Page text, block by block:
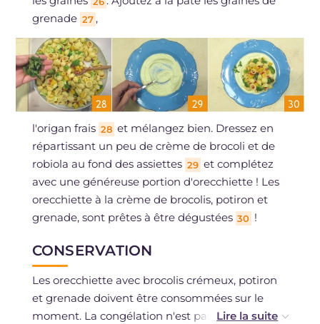
grenade 27 ,
l'origan frais 28 et mélangez bien. Dressez en
répartissant un peu de crème de brocoli et de
robiola au fond des assiettes 29 et complétez
avec une généreuse portion d'orecchiette ! Les
orecchiette à la crème de brocolis, potiron et
grenade, sont prêtes à être dégustées 30 !
CONSERVATION
Les orecchiette avec brocolis crémeux, potiron
et grenade doivent être consommées sur le
moment. La congélation n'est pas